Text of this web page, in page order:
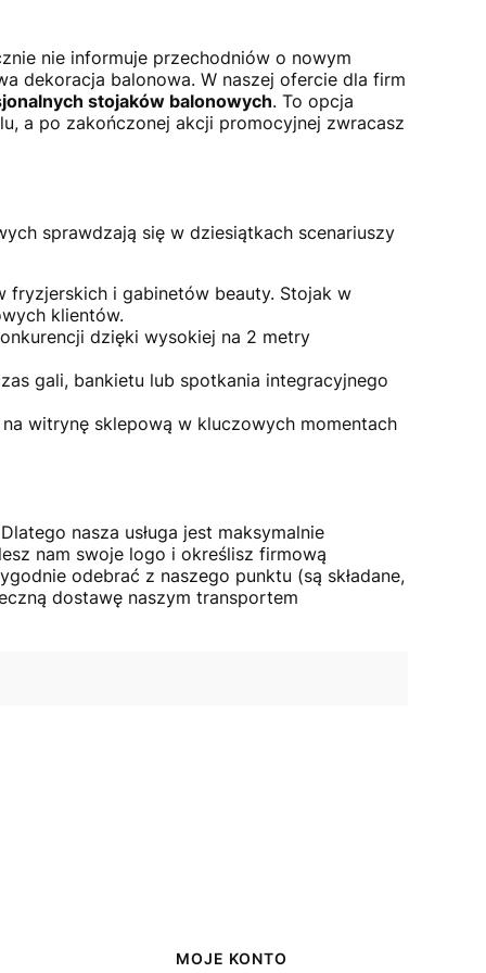
nie informuje przechodniów o nowym
dekoracja balonowa. W naszej ofercie dla firm
stojaków balonowych. To opcja
a po zakończonej akcji promocyjnej zwracasz
sprawdzają się w dziesiątkach scenariuszy
fryzjerskich i gabinetów beauty. Stojak w
klientów.
dzięki wysokiej na 2 metry
gali, bankietu lub spotkania integracyjnego
witrynę sklepową w kluczowych momentach
nasza usługa jest maksymalnie
nam swoje logo i określisz firmową
odebrać z naszego punktu (są składane,
dostawę naszym transportem
MOJE KONTO